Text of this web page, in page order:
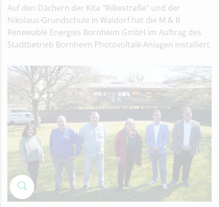
Auf den Dächern der Kita "Rilkestraße" und der
Nikolaus-Grundschule in Waldorf hat die M & R
Renewable Energies Bornheim GmbH im Auftrag des
Stadtbetrieb Bornheim Photovoltaik-Anlagen installiert.